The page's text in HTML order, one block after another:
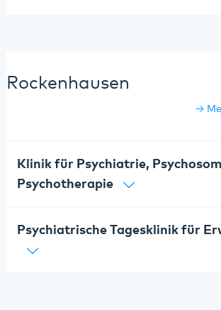
Rockenhausen
Klinik für Psychiatrie,
Psychotherapie
Psychiatrische Tagesklinik für